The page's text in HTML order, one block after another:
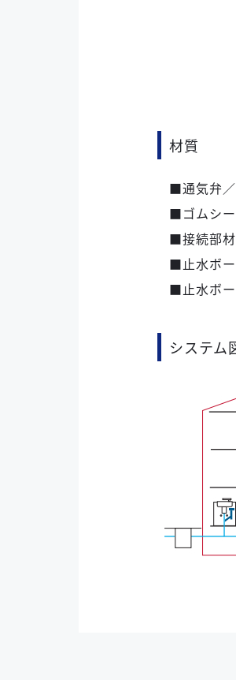
材質
■通気弁
■ゴムシ
■接続部
■止水ボ
■止水ボ
システム